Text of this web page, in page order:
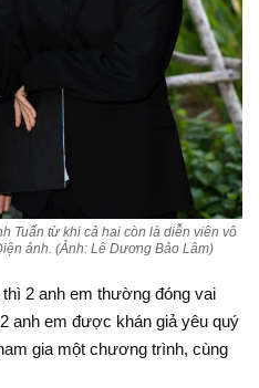
Tuấn từ khi cả hai còn là diễn viên vô
ảnh. (Ảnh: Lê Dương Bảo Lâm)
2 anh em thường đóng vai
anh em được khán giả yêu quý
gia một chương trình, cùng